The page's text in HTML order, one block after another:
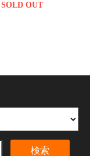
SOLD OUT
検索